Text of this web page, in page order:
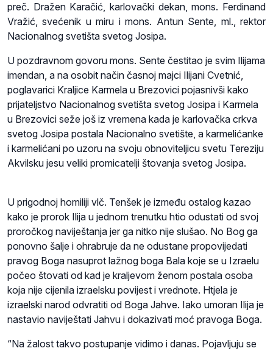
preč. Dražen Karačić, karlovački dekan, mons. Ferdinand
Vražić, svećenik u miru i mons. Antun Sente, ml., rektor
Nacionalnog svetišta svetog Josipa.
U pozdravnom govoru mons. Sente čestitao je svim Ilijama
imendan, a na osobit način časnoj majci Ilijani Cvetnić,
poglavarici Kraljice Karmela u Brezovici pojasnivši kako
prijateljstvo Nacionalnog svetišta svetog Josipa i Karmela
u Brezovici seže još iz vremena kada je karlovačka crkva
svetog Josipa postala Nacionalno svetište, a karmelićanke
i karmelićani po uzoru na svoju obnoviteljicu svetu Tereziju
Akvilsku jesu veliki promicatelji štovanja svetog Josipa.
U prigodnoj homiliji vlč. Tenšek je između ostalog kazao
kako je prorok Ilija u jednom trenutku htio odustati od svoj
proročkog naviještanja jer ga nitko nije slušao. No Bog ga
ponovno šalje i ohrabruje da ne odustane propovijedati
pravog Boga nasuprot lažnog boga Bala koje se u Izraelu
počeo štovati od kad je kraljevom ženom postala osoba
koja nije cijenila izraelsku povijest i vrednote. Htjela je
izraelski narod odvratiti od Boga Jahve. Iako umoran Ilija je
nastavio naviještati Jahvu i dokazivati moć pravoga Boga.
“Na žalost takvo postupanje vidimo i danas. Pojavljuju se